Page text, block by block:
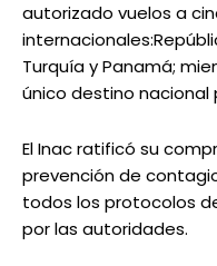
autorizado vuelos a
Turquía y Panamá;
único destino nacional
El Inac ratificó su
prevención de
todos los protocolos
por las autoridades.